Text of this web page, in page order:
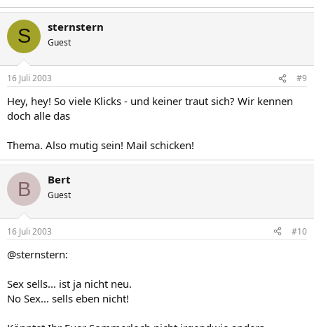
S sternstern
Guest
16 Juli 2003 #9
Hey, hey! So viele Klicks - und keiner traut sich? Wir kennen
doch alle das
Thema. Also mutig sein! Mail schicken!
B Bert
Guest
16 Juli 2003 #10
@sternstern:
Sex sells... ist ja nicht neu.
No Sex... sells eben nicht!